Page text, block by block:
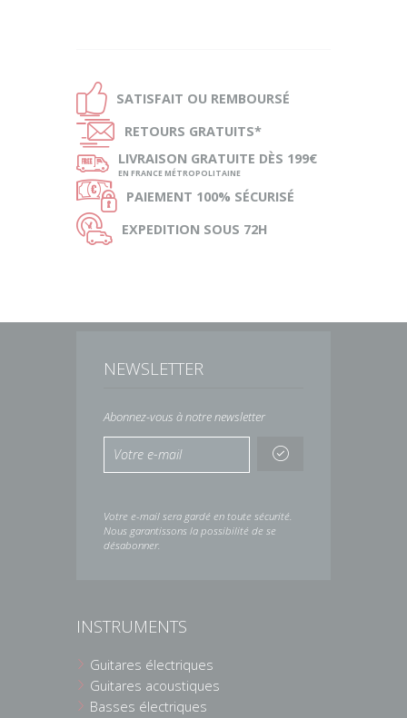
Ð SATISFAIT OU REMBOURSÉ
Ñ RETOURS GRATUITS*
ø LIVRAISON GRATUITE DÈS 199€
EN FRANCE MÉTROPOLITAINE
Ø PAIEMENT 100% SÉCURISÉ
Ù EXPEDITION SOUS 72H
NEWSLETTER
Abonnez-vous à notre newsletter
Votre e-mail sera gardé en toute sécurité.
Nous garantissons la possibilité de se
désabonner.
INSTRUMENTS
Guitares électriques
Guitares acoustiques
Basses électriques